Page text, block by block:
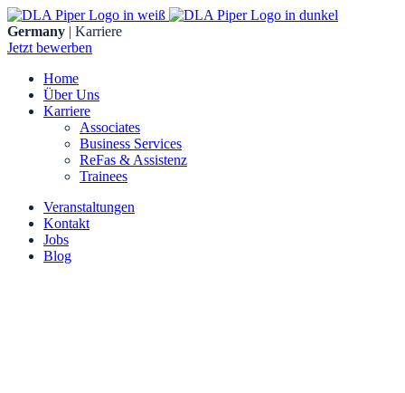
Skip
to
content
Germany | Karriere
Jetzt bewerben
Home
Über Uns
Karriere
Associates
Business Services
ReFas & Assistenz
Trainees
Veranstaltungen
Kontakt
Jobs
Blog